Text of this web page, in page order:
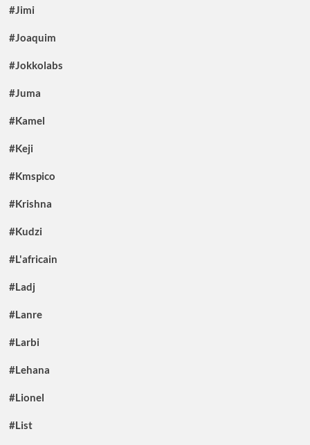
#Jimi
#Joaquim
#Jokkolabs
#Juma
#Kamel
#Keji
#Kmspico
#Krishna
#Kudzi
#L'africain
#Ladj
#Lanre
#Larbi
#Lehana
#Lionel
#List